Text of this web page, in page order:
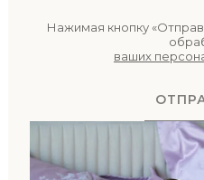
Нажимая кнопку
ваших